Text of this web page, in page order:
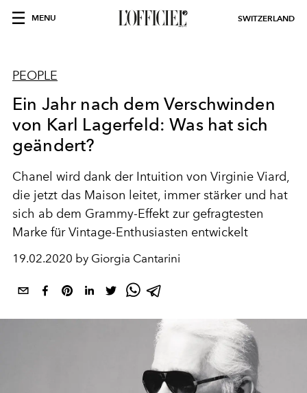
MENU SWITZERLAND
PEOPLE
Ein Jahr nach dem Verschwinden
von Karl Lagerfeld: Was hat sich
geändert?
Chanel wird dank der Intuition von Virginie Viard,
die jetzt das Maison leitet, immer stärker und hat
sich ab dem Grammy-Effekt zur gefragtesten
Marke für Vintage-Enthusiasten entwickelt
19.02.2020 by Giorgia Cantarini